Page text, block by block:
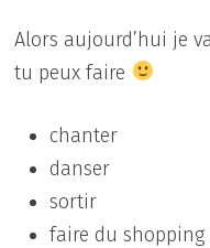
Alors aujourd’hui je
tu peux faire
chanter
danser
sortir
faire du shopping